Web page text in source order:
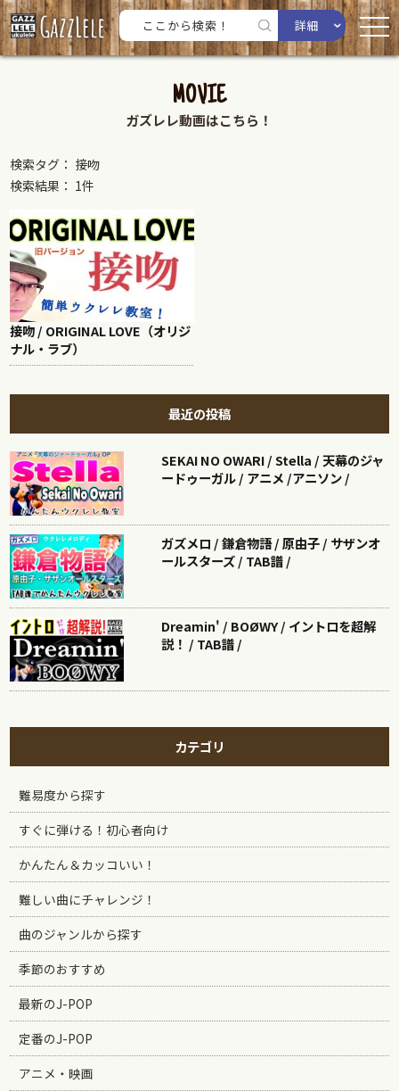
詳細
MOVIE
ガズレレ動画はこちら！
検索タグ： 接吻
検索結果： 1件
接吻 / ORIGINAL LOVE（オリジ
ナル・ラブ）
最近の投稿
SEKAI NO OWARI / Stella / 天幕のジャ
ードゥーガル / アニメ /アニソン /
ガズメロ / 鎌倉物語 / 原由子 / サザンオ
ールスターズ / TAB譜 /
Dreamin' / BOØWY / イントロを超解
説！ / TAB譜 /
カテゴリ
難易度から探す
すぐに弾ける！初心者向け
かんたん＆カッコいい！
難しい曲にチャレンジ！
曲のジャンルから探す
季節のおすすめ
最新のJ-POP
定番のJ-POP
アニメ・映画